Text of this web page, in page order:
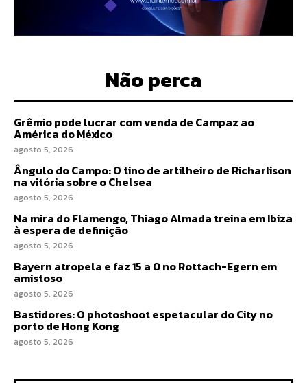
Não perca
Grêmio pode lucrar com venda de Campaz ao
América do México
agosto 5, 2026
Ângulo do Campo: O tino de artilheiro de Richarlison
na vitória sobre o Chelsea
agosto 5, 2026
Na mira do Flamengo, Thiago Almada treina em Ibiza
à espera de definição
agosto 5, 2026
Bayern atropela e faz 15 a 0 no Rottach-Egern em
amistoso
agosto 5, 2026
Bastidores: O photoshoot espetacular do City no
porto de Hong Kong
agosto 5, 2026